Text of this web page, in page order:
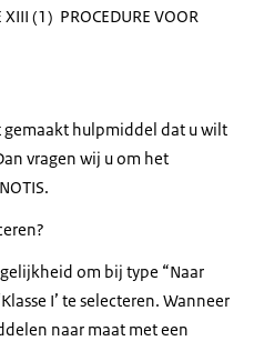
(1) PROCEDURE VOOR
gemaakt hulpmiddel dat u wilt
vragen wij u om het
om bij type “Naar
I’ te selecteren. Wanneer
naar maat met een